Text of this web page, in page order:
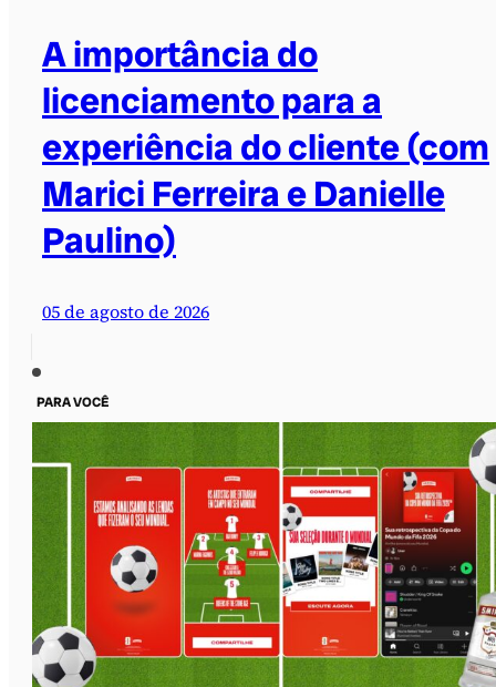
A importância do
licenciamento para a
experiência do cliente (com
Marici Ferreira e Danielle
Paulino)
05 de agosto de 2026
PARA VOCÊ